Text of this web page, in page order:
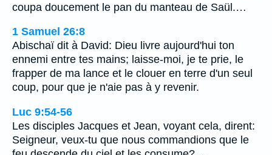
coupa doucement le pan du manteau de Saül.…
1 Samuel 26:8
Abischaï dit à David: Dieu livre aujourd'hui ton
ennemi entre tes mains; laisse-moi, je te prie, le
frapper de ma lance et le clouer en terre d'un seul
coup, pour que je n'aie pas à y revenir.
Luc 9:54-56
Les disciples Jacques et Jean, voyant cela, dirent:
Seigneur, veux-tu que nous commandions que le